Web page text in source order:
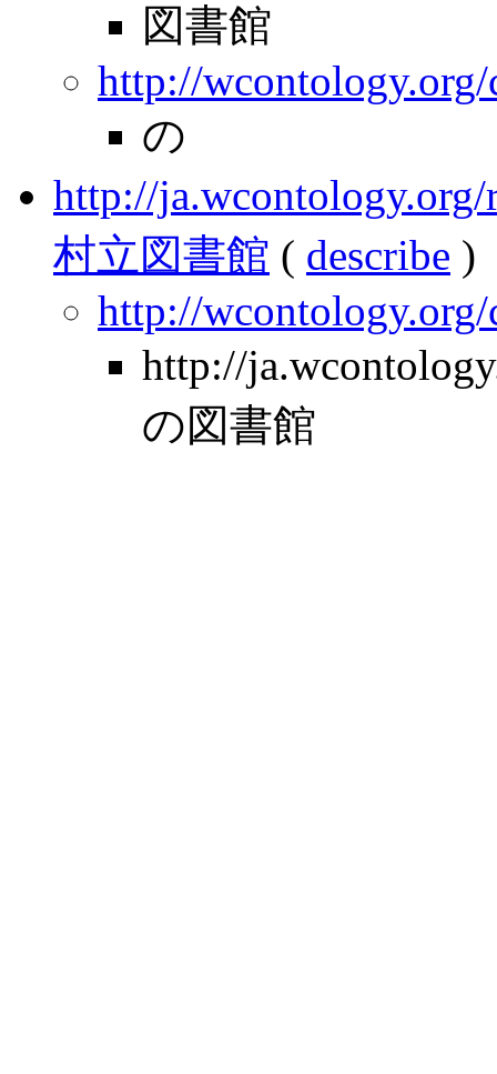
図書館
http://wcontology.org/
の
http://
村立図書館 ( describe )
http://wcontology.org/
http://
の図書館